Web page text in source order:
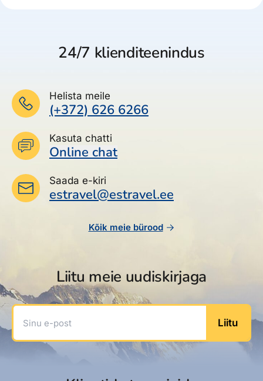
24/7 klienditeenindus
Helista meile
(+372) 626 6266
Kasuta chatti
Online chat
Saada e-kiri
estravel@estravel.ee
Kõik meie bürood
Liitu meie uudiskirjaga
Sinu e-post
Liitu